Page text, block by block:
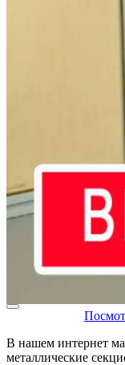
В нашем интернет
металлические